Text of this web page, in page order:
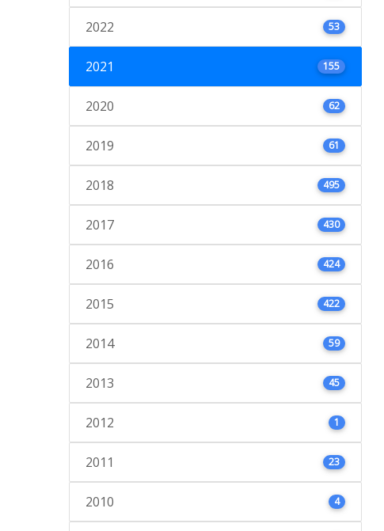
2022 53
2021 155
2020 62
2019 61
2018 495
2017 430
2016 424
2015 422
2014 59
2013 45
2012 1
2011 23
2010 4